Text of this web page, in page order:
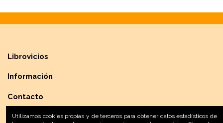
Librovicios
Información
Contacto
Utilizamos cookies propias y de terceros para obtener datos estadísticos de